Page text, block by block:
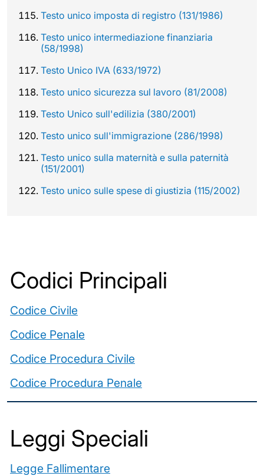
Testo unico imposta di registro (131/1986)
Testo unico intermediazione finanziaria
(58/1998)
Testo Unico IVA (633/1972)
Testo unico sicurezza sul lavoro (81/2008)
Testo Unico sull'edilizia (380/2001)
Testo unico sull'immigrazione (286/1998)
Testo unico sulla maternità e sulla paternità
(151/2001)
Testo unico sulle spese di giustizia (115/2002)
Codici Principali
Codice Civile
Codice Penale
Codice Procedura Civile
Codice Procedura Penale
Leggi Speciali
Legge Fallimentare